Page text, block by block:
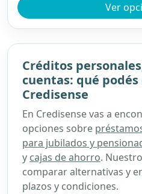
Ver
Créditos
cuentas: qué
Credisense
En Credisense vas a
opciones sobre
para jubilados y
y cajas de ahorro.
comparar alternativas y
plazos y condiciones.